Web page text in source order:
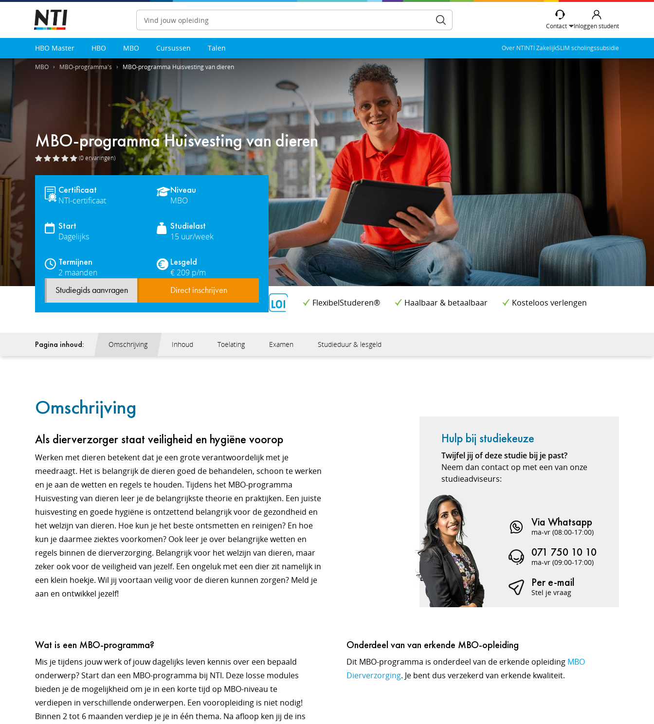
Zoeken
Contact Inloggen student
HBO Master HBO MBO Cursussen Talen Over NTINTI ZakelijkSLIM scholingssubsidie
MBO MBO-programma's MBO-programma Huisvesting van dieren
MBO-programma Huisvesting van dieren
(0ervaringen)
Certificaat
NTI-certificaat
Niveau
MBO
Start
Dagelijks
Studielast
15 uur/week
Termijnen
2 maanden
Lesgeld
€ 209 p/m
Studiegids aanvragen Direct inschrijven
FlexibelStuderen® Haalbaar & betaalbaar Kosteloos verlengen
Pagina inhoud: Omschrijving Inhoud Toelating Examen Studieduur & lesgeld
Omschrijving
Als dierverzorger staat veiligheid en hygiëne voorop
Werken met dieren betekent dat je een grote verantwoordelijk met je
meedraagt. Het is belangrijk de dieren goed de behandelen, schoon te werken
en je aan de wetten en regels te houden. Tijdens het MBO-programma
Huisvesting van dieren leer je de belangrijkste theorie en praktijken. Een juiste
huisvesting en goede hygiëne is ontzettend belangrijk voor de gezondheid en
het welzijn van dieren. Hoe kun je het beste ontsmetten en reinigen? En hoe
kun je daarmee ziektes voorkomen? Ook leer je over belangrijke wetten en
regels binnen de dierverzorging. Belangrijk voor het welzijn van dieren, maar
zeker ook voor de veiligheid van jezelf. Een ongeluk met een dier zit namelijk in
een klein hoekje. Wil jij voortaan veilig voor de dieren kunnen zorgen? Meld je
aan en ontwikkel jezelf!
Hulp bij studiekeuze
Twijfel jij of deze studie bij je past?
Neem dan contact op met een van onze
studieadviseurs:
Via Whatsapp
ma-vr (08:00-17:00)
071 750 10 10
ma-vr (09:00-17:00)
Per e-mail
Stel je vraag
Wat is een MBO-programma?
Mis je tijdens jouw werk of jouw dagelijks leven kennis over een bepaald
onderwerp? Start dan een MBO-programma bij NTI. Deze losse modules
bieden je de mogelijkheid om je in een korte tijd op MBO-niveau te
verdiepen in verschillende onderwerpen. Een vooropleiding is niet nodig!
Binnen 2 tot 6 maanden verdiep je je in één thema. Na afloop ken jij de ins
Onderdeel van van erkende MBO-opleiding
Dit MBO-programma is onderdeel van de erkende opleiding MBO
Dierverzorging. Je bent dus verzekerd van erkende kwaliteit.